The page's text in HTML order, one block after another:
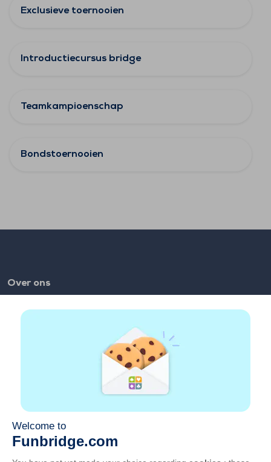
Exclusieve toernooien
Introductiecursus bridge
Teamkampioenschap
Bondstoernooien
Over ons
Vacatures